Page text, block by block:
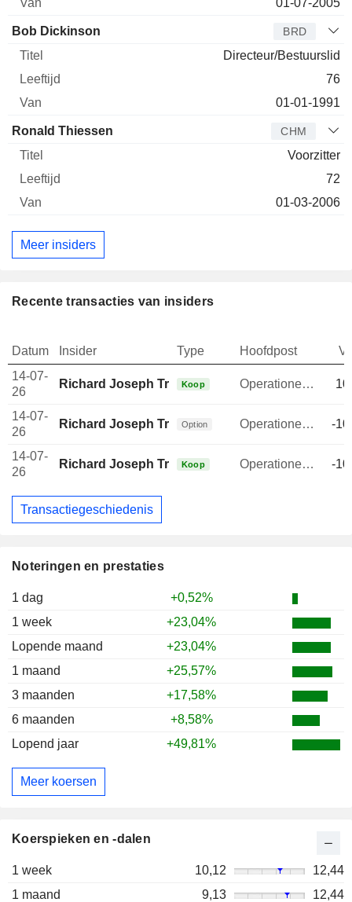
Noteringen en prestaties
1 dag
+0,52%
1 week
+23,04%
Lopende maand
+23,04%
1 maand
+25,57%
3 maanden
+17,58%
6 maanden
+8,58%
Lopend jaar
+49,81%
Meer koersen
Koerspieken en -dalen
1 week 10,12
12,44
1 maand
9,13
12,44
01-07-2005
Bob Dickinson BRD
Directeur/Bestuurslid
76
01-01-1991
Ronald Thiessen CHM
Voorzitter
72
01-03-2006
Meer insiders
Recente transacties van insiders
Datum Insider Type Hoofdpost
14-07-
26
Richard Joseph Tremblay
Koop Operationeel directeur
14-07-
26
Richard Joseph Tremblay
Option Operationeel directeur -
14-07-
26
Richard Joseph Tremblay
Koop Operationeel directeur -
Transactiegeschiedenis